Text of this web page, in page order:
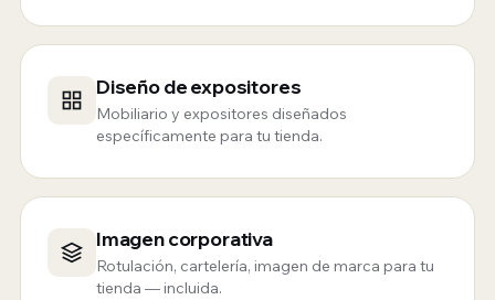
Diseño de expositores
Mobiliario y expositores diseñados
específicamente para tu tienda.
Imagen corporativa
Rotulación, cartelería, imagen de marca para tu
tienda — incluida.